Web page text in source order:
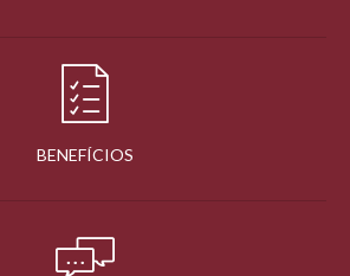
BENEFÍCIOS